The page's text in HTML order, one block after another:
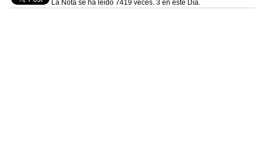
La Nota se ha leido 7419 veces. 3 en este Día.